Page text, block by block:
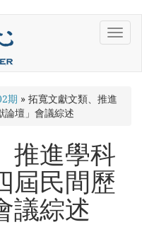
期 » 拓寬文獻文類、推進
壇」會議綜述
推進學科
屆民間歷
議綜述